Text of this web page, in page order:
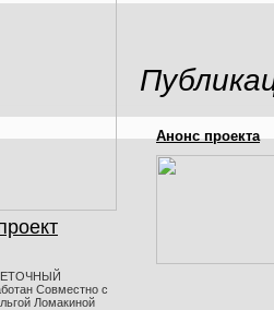
Совместно с
Ломакиной
Анонс проекта